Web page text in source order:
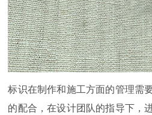
标识在制作和施工方面的管理需
的配合，在设计团队的指导下，